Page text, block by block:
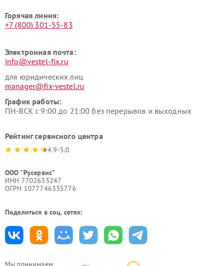
Мы принимаем
Горячая линия:
+7 (800) 301-55-83
Электронная почта:
info@vestel-fix.ru
для юридических лиц
manager@fix-vestel.ru
График работы:
ПН-ВСК с 9:00 до 21:00 без перерывов и выходных
Рейтинг сервисного центра
4.9-5.0
ООО "Русервис"
ИНН 7702633247
ОГРН 1077746335776
Поделиться в соц. сетях: